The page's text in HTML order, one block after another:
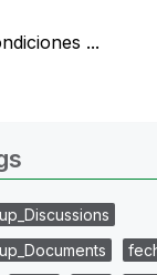
...